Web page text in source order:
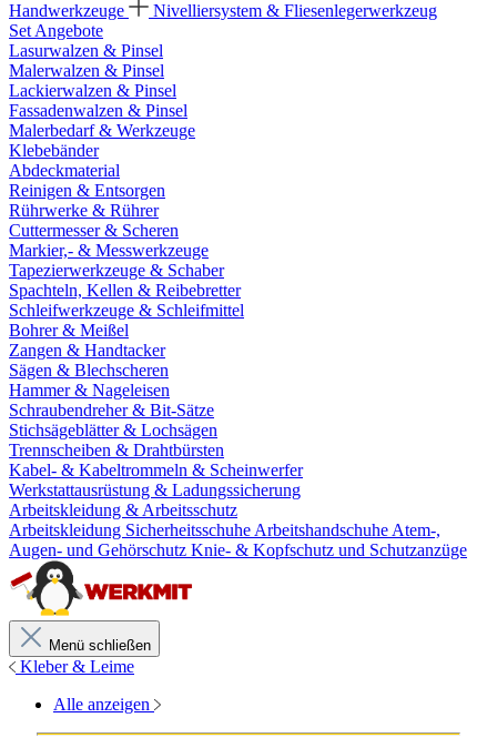
Handwerkzeuge
Nivelliersystem & Fliesenlegerwerkzeug
Set Angebote
Lasurwalzen & Pinsel
Malerwalzen & Pinsel
Lackierwalzen & Pinsel
Fassadenwalzen & Pinsel
Malerbedarf & Werkzeuge
Klebebänder
Abdeckmaterial
Reinigen & Entsorgen
Rührwerke & Rührer
Cuttermesser & Scheren
Markier,- & Messwerkzeuge
Tapezierwerkzeuge & Schaber
Spachteln, Kellen & Reibebretter
Schleifwerkzeuge & Schleifmittel
Bohrer & Meißel
Zangen & Handtacker
Sägen & Blechscheren
Hammer & Nageleisen
Schraubendreher & Bit-Sätze
Stichsägeblätter & Lochsägen
Trennscheiben & Drahtbürsten
Kabel- & Kabeltrommeln & Scheinwerfer
Werkstattausrüstung & Ladungssicherung
Arbeitskleidung & Arbeitsschutz
Arbeitskleidung Sicherheitsschuhe Arbeitshandschuhe Atem-,
Augen- und Gehörschutz Knie- & Kopfschutz und Schutzanzüge
Menü schließen
Kleber & Leime
Alle anzeigen